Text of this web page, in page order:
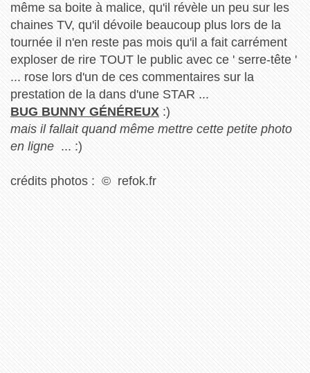
même sa boite à malice, qu'il révèle un peu sur les
chaines TV, qu'il dévoile beaucoup plus lors de la
tournée il n'en reste pas mois qu'il a fait carrément
exploser de rire TOUT le public avec ce ' serre-tête '
... rose lors d'un de ces commentaires sur la
prestation de la dans d'une STAR ...
BUG BUNNY GÉNÉREUX:)
mais il fallait quand même mettre cette petite photo
en ligne ... :)
crédits photos : © refok.fr